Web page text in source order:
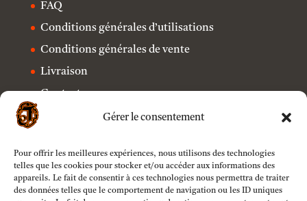
Gérer le consentement
Pour offrir les meilleures expériences, nous utilisons des technologies
telles que les cookies pour stocker et/ou accéder aux informations des
appareils. Le fait de consentir à ces technologies nous permettra de traiter
des données telles que le comportement de navigation ou les ID uniques
FAQ
Conditions générales d’utilisations
Conditions générales de vente
Livraison
Contact
Mentions légales